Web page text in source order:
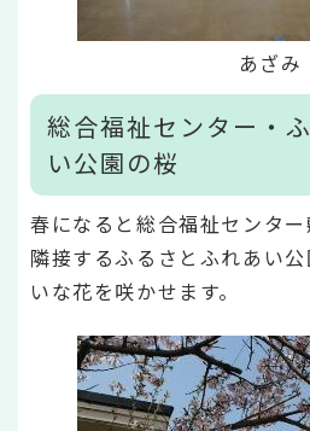
あざみ
総合福祉センター・
い公園の桜
春になると総合福祉センター
隣接するふるさとふれあい
いな花を咲かせます。